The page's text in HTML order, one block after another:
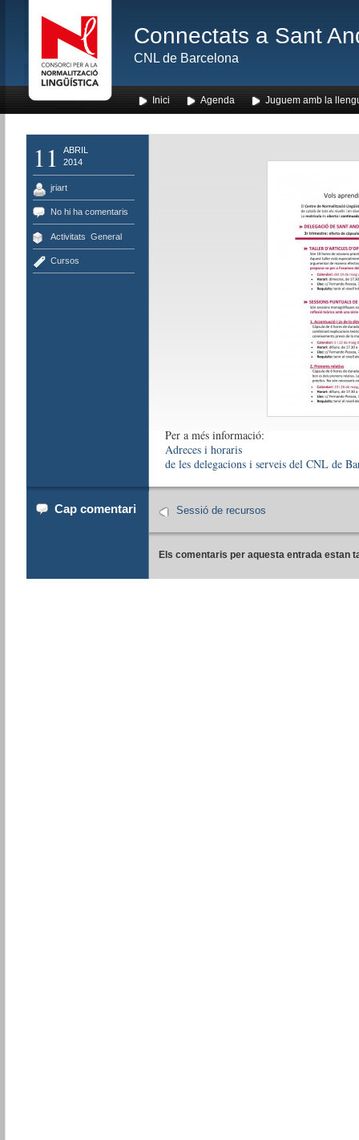
Connectats a Sant
CNL de Barcelona
Inici Agenda Juguem amb la
11
ABRIL
2014
jriart
No hi ha comentaris
Activitats General
Cursos
Per a més informació:
Adreces i horaris
de les delegacions i serveis del CNL de
Cap comentari Sessió de recursos
Els comentaris per aquesta entrada estan